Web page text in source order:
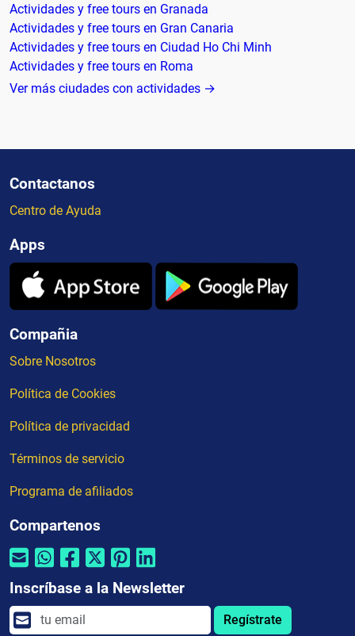
Actividades y free tours en Granada
Actividades y free tours en Gran Canaria
Actividades y free tours en Ciudad Ho Chi Minh
Actividades y free tours en Roma
Ver más ciudades con actividades →
Contactanos
Centro de Ayuda
Apps
Compañia
Sobre Nosotros
Política de Cookies
Política de privacidad
Términos de servicio
Programa de afiliados
Compartenos
Inscríbase a la Newsletter
Regístrate